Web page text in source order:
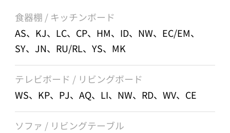
食器棚 / キッチンボード
AS、KJ、LC、CP、HM、ID、NW、EC/EM、
SY、JN、RU/RL、YS、MK
テレビボード / リビングボード
WS、KP、PJ、AQ、LI、NW、RD、WV、CE
ソファ / リビングテーブル